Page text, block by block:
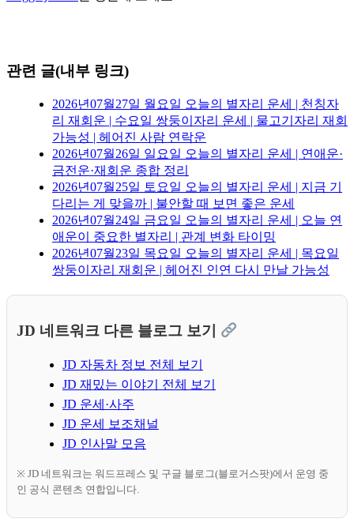
관련 글(내부 링크)
2026년07월27일 월요일 오늘의 별자리 운세 | 천칭자
리 재회운 | 수요일 쌍둥이자리 운세 | 물고기자리 재회
가능성 | 헤어진 사람 연락운
2026년07월26일 일요일 오늘의 별자리 운세 | 연애운·
금전운·재회운 종합 정리
2026년07월25일 토요일 오늘의 별자리 운세 | 지금 기
다리는 게 맞을까 | 불안할 때 보면 좋은 운세
2026년07월24일 금요일 오늘의 별자리 운세 | 오늘 연
애운이 중요한 별자리 | 관계 변화 타이밍
2026년07월23일 목요일 오늘의 별자리 운세 | 목요일
쌍둥이자리 재회운 | 헤어진 인연 다시 만날 가능성
JD 네트워크 다른 블로그 보기
JD 자동차 정보 전체 보기
JD 재밌는 이야기 전체 보기
JD 운세·사주
JD 운세 보조채널
JD 인사말 모음
※ JD 네트워크는 워드프레스 및 구글 블로그(블로거스팟)에서 운영 중
인 공식 콘텐츠 연합입니다.